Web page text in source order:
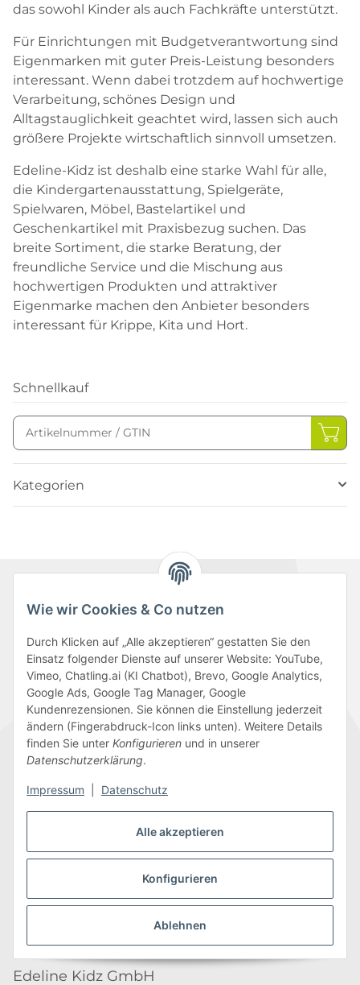
Alle akzeptieren
Konfigurieren
Ablehnen
Wie wir Cookies & Co nutzen
Durch Klicken auf „Alle akzeptieren“ gestatten Sie den
Einsatz folgender Dienste auf unserer Website: YouTube,
Vimeo, Chatling.ai (KI Chatbot), Brevo, Google Analytics,
Google Ads, Google Tag Manager, Google
Kundenrezensionen. Sie können die Einstellung jederzeit
ändern (Fingerabdruck-Icon links unten). Weitere Details
finden Sie unter Konfigurieren und in unserer
Datenschutzerklärung.
Impressum Datenschutz
das sowohl Kinder als auch Fachkräfte unterstützt.
Für Einrichtungen mit Budgetverantwortung sind
Eigenmarken mit guter Preis-Leistung besonders
interessant. Wenn dabei trotzdem auf hochwertige
Verarbeitung, schönes Design und
Alltagstauglichkeit geachtet wird, lassen sich auch
größere Projekte wirtschaftlich sinnvoll umsetzen.
Edeline-Kidz ist deshalb eine starke Wahl für alle,
die Kindergartenausstattung, Spielgeräte,
Spielwaren, Möbel, Bastelartikel und
Geschenkartikel mit Praxisbezug suchen. Das
breite Sortiment, die starke Beratung, der
freundliche Service und die Mischung aus
hochwertigen Produkten und attraktiver
Eigenmarke machen den Anbieter besonders
interessant für Krippe, Kita und Hort.
Schnellkauf
Kategorien
Newsletter Abonnieren
Ja, ich möchte regelmäßig Inspiration,
Produktneuheiten und praktische Tipps für
Kita, Hort & Schule per E-Mail erhalten. Ich
kann mich jederzeit wieder abmelden.
Weitere Informationen finde ich in der
Datenschutzerklärung
Newsletter Abonnieren
Edeline Kidz GmbH